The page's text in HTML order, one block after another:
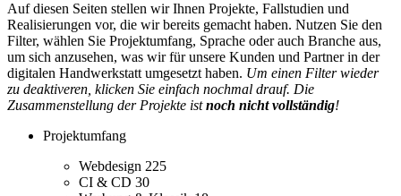
Auf diesen Seiten stellen wir Ihnen Projekte, Fallstudien und
Realisierungen vor, die wir bereits gemacht haben. Nutzen Sie den
Filter, wählen Sie Projektumfang, Sprache oder auch Branche aus,
um sich anzusehen, was wir für unsere Kunden und Partner in der
digitalen Handwerkstatt umgesetzt haben. Um einen Filter wieder
zu deaktiveren, klicken Sie einfach nochmal drauf. Die
Zusammenstellung der Projekte istnoch nicht vollständig!
Projektumfang
Webdesign 225
CI & CD 30